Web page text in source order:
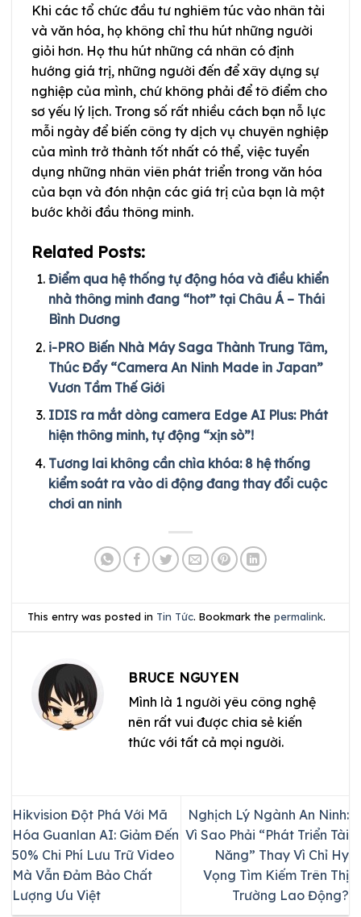
Khi các tổ chức đầu tư nghiêm túc vào nhân tài
và văn hóa, họ không chỉ thu hút những người
giỏi hơn. Họ thu hút những cá nhân có định
hướng giá trị, những người đến để xây dựng sự
nghiệp của mình, chứ không phải để tô điểm cho
sơ yếu lý lịch. Trong số rất nhiều cách bạn nỗ lực
mỗi ngày để biến công ty dịch vụ chuyên nghiệp
của mình trở thành tốt nhất có thể, việc tuyển
dụng những nhân viên phát triển trong văn hóa
của bạn và đón nhận các giá trị của bạn là một
bước khởi đầu thông minh.
Related Posts:
Điểm qua hệ thống tự động hóa và điều khiển
nhà thông minh đang “hot” tại Châu Á – Thái
Bình Dương
i-PRO Biến Nhà Máy Saga Thành Trung Tâm,
Thúc Đẩy “Camera An Ninh Made in Japan”
Vươn Tầm Thế Giới
IDIS ra mắt dòng camera Edge AI Plus: Phát
hiện thông minh, tự động “xịn sò”!
Tương lai không cần chìa khóa: 8 hệ thống
kiểm soát ra vào di động đang thay đổi cuộc
chơi an ninh
This entry was posted in Tin Tức. Bookmark thepermalink.
BRUCE NGUYEN
Mình là 1 người yêu công nghệ
nên rất vui được chia sẻ kiến
thức với tất cả mọi người.
Hikvision Đột Phá Với Mã
Hóa Guanlan AI: Giảm Đến
50% Chi Phí Lưu Trữ Video
Mà Vẫn Đảm Bảo Chất
Lượng Ưu Việt
Nghịch Lý Ngành An Ninh:
Vì Sao Phải “Phát Triển Tài
Năng” Thay Vì Chỉ Hy
Vọng Tìm Kiếm Trên Thị
Trường Lao Động?